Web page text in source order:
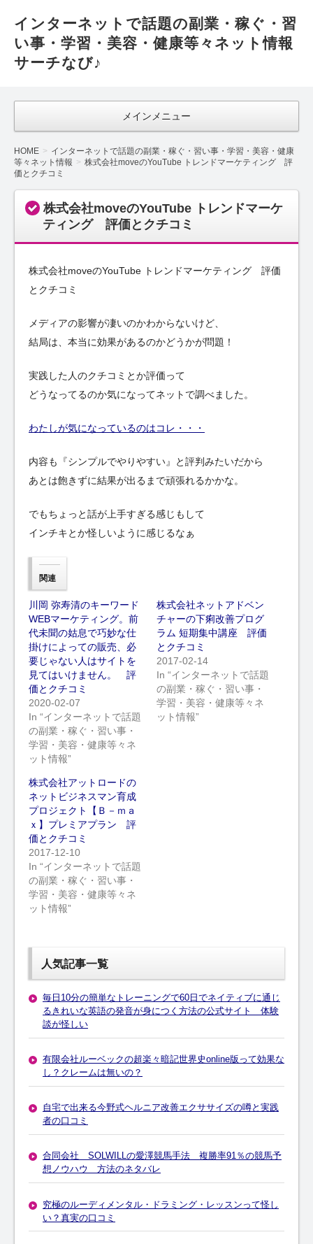
インターネットで話題の副業・稼ぐ・習
い事・学習・美容・健康等々ネット情報
サーチなび♪
メインメニュー
HOME
インターネットで話題の副業・稼ぐ・習い事・学習・美容・健康
等々ネット情報
株式会社moveのYouTube トレンドマーケティング 評
価とクチコミ
株式会社moveのYouTube トレンドマーケ
ティング 評価とクチコミ
株式会社moveのYouTube トレンドマーケティング 評価
とクチコミ
メディアの影響が凄いのかわからないけど、
結局は、本当に効果があるのかどうかが問題！
実践した人のクチコミとか評価って
どうなってるのか気になってネットで調べました。
わたしが気になっているのはコレ・・・
内容も『シンプルでやりやすい』と評判みたいだから
あとは飽きずに結果が出るまで頑張れるかかな。
でもちょっと話が上手すぎる感じもして
インチキとか怪しいように感じるなぁ
関連
川岡 弥寿清のキーワード
WEBマーケティング。前
代未聞の姑息で巧妙な仕
掛けによっての販売、必
要じゃない人はサイトを
見てはいけません。 評
価とクチコミ
2020-02-07
In “インターネットで話題
の副業・稼ぐ・習い事・
学習・美容・健康等々ネ
ット情報”
株式会社ネットアドベン
チャーの下痢改善プログ
ラム 短期集中講座 評価
とクチコミ
2017-02-14
In “インターネットで話題
の副業・稼ぐ・習い事・
学習・美容・健康等々ネ
ット情報”
株式会社アットロードの
ネットビジネスマン育成
プロジェクト【Ｂ－ｍａ
ｘ】プレミアプラン 評
価とクチコミ
2017-12-10
In “インターネットで話題
の副業・稼ぐ・習い事・
学習・美容・健康等々ネ
ット情報”
人気記事一覧
毎日10分の簡単なトレーニングで60日でネイティブに通じ
るきれいな英語の発音が身につく方法の公式サイト 体験
談が怪しい
有限会社ルーベックの超楽々暗記世界史online版って効果な
し？クレームは無いの？
自宅で出来る今野式ヘルニア改善エクササイズの噂と実践
者の口コミ
合同会社 SOLWILLの愛澤競馬手法 複勝率91％の競馬予
想ノウハウ 方法のネタバレ
究極のルーディメンタル・ドラミング・レッスンって怪し
い？真実の口コミ